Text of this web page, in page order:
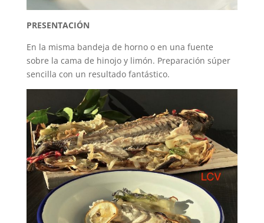
PRESENTACIÓN
En la misma bandeja de horno o en una fuente
sobre la cama de hinojo y limón. Preparación súper
sencilla con un resultado fantástico.